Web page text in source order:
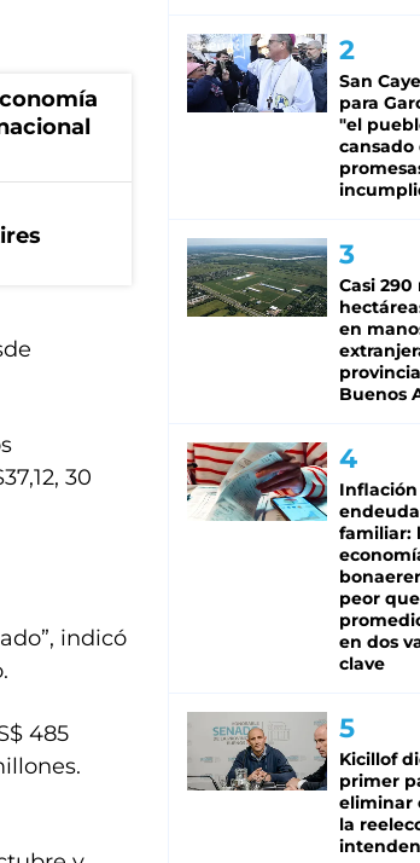
30
indicó
485
San
para
"el
cansado
Casi 290
en
Buenos
Inflación
familiar:
peor
en dos
clave
Kicillof
primer
eliminar
la